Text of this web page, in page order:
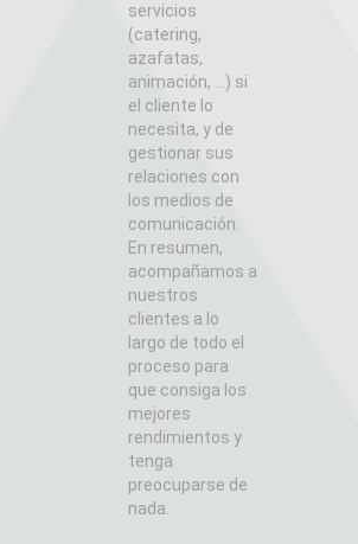
servicios
(catering,
azafatas,
animación, …) si
el cliente lo
necesita, y de
gestionar sus
relaciones con
los medios de
comunicación.
En resumen,
acompañamos a
nuestros
clientes a lo
largo de todo el
proceso para
que consiga los
mejores
rendimientos y
tenga
preocuparse de
nada.